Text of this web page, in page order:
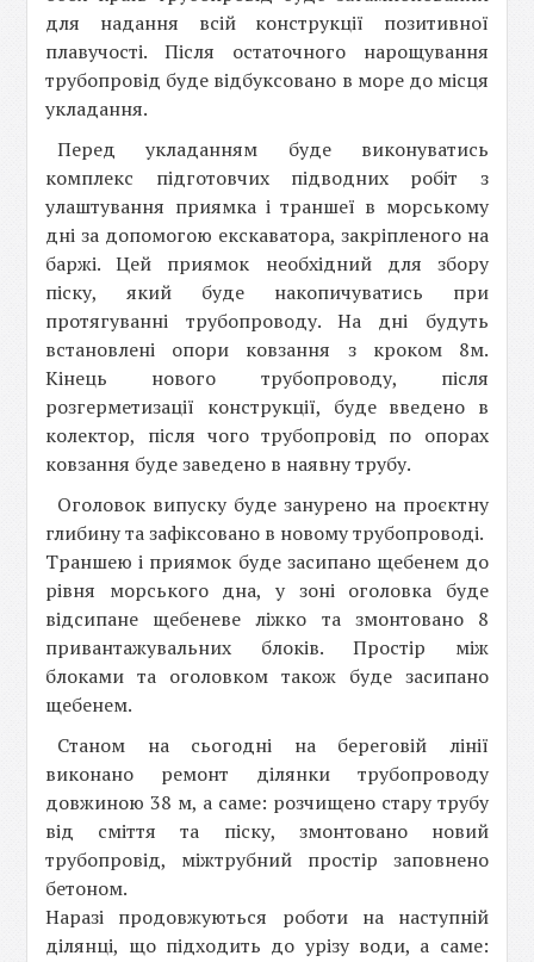
для надання всій конструкції позитивної
плавучості. Після остаточного нарощування
трубопровід буде відбуксовано в море до місця
укладання.
Перед укладанням буде виконуватись
комплекс підготовчих підводних робіт з
улаштування приямка і траншеї в морському
дні за допомогою екскаватора, закріпленого на
баржі. Цей приямок необхідний для збору
піску, який буде накопичуватись при
протягуванні трубопроводу. На дні будуть
встановлені опори ковзання з кроком 8м.
Кінець нового трубопроводу, після
розгерметизації конструкції, буде введено в
колектор, після чого трубопровід по опорах
ковзання буде заведено в наявну трубу.
Оголовок випуску буде занурено на проєктну
глибину та зафіксовано в новому трубопроводі.
Траншею і приямок буде засипано щебенем до
рівня морського дна, у зоні оголовка буде
відсипане щебеневе ліжко та змонтовано 8
привантажувальних блоків. Простір між
блоками та оголовком також буде засипано
щебенем.
Станом на сьогодні на береговій лінії
виконано ремонт ділянки трубопроводу
довжиною 38 м, а саме: розчищено стару трубу
від сміття та піску, змонтовано новий
трубопровід, міжтрубний простір заповнено
бетоном.
Наразі продовжуються роботи на наступній
ділянці, що підходить до урізу води, а саме: